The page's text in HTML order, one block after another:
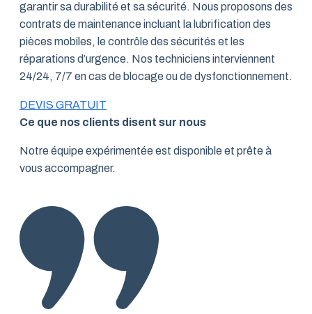
garantir sa durabilité et sa sécurité. Nous proposons des
contrats de maintenance incluant la lubrification des
pièces mobiles, le contrôle des sécurités et les
réparations d’urgence. Nos techniciens interviennent
24/24, 7/7 en cas de blocage ou de dysfonctionnement.
DEVIS GRATUIT
Ce que nos clients disent sur nous
Notre équipe expérimentée est disponible et prête à
vous accompagner.